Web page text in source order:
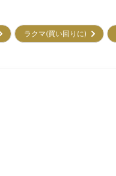
ラクマ(買い回りに)